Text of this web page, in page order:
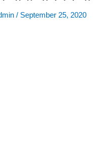
/ September 25, 2020